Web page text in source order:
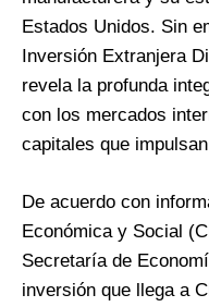
Estados Unidos. Sin
Inversión Extranjera
revela la profunda
con los mercados
capitales que
De acuerdo con
Económica y Social
Secretaría de
inversión que llega a